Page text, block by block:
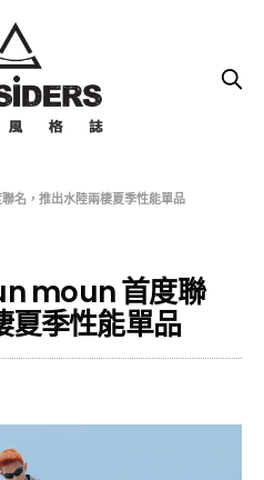
名，推出水陸兩棲夏季性能單品
moun 首度聯
夏季性能單品